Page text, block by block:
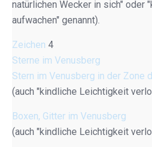
natürlichen Wecker in sich" oder
aufwachen" genannt).
Zeichen 4
Sterne im Venusberg
Stern im Venusberg in der Zone
(auch "kindliche Leichtigkeit
Boxen, Gitter im Venusberg
(auch "kindliche Leichtigkeit